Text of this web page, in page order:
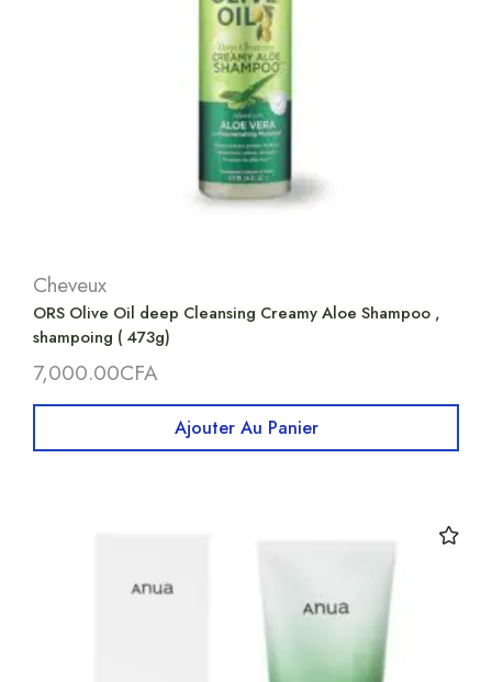
Cheveux
ORS Olive Oil deep Cleansing Creamy Aloe Shampoo ,
shampoing ( 473g)
7,000.00CFA
Ajouter Au Panier